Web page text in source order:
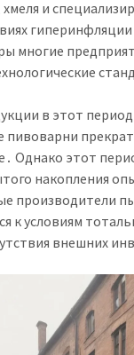
и
многие
в этот период
пивоварни
Однако этот
накопления
производители
к условиям
внешних